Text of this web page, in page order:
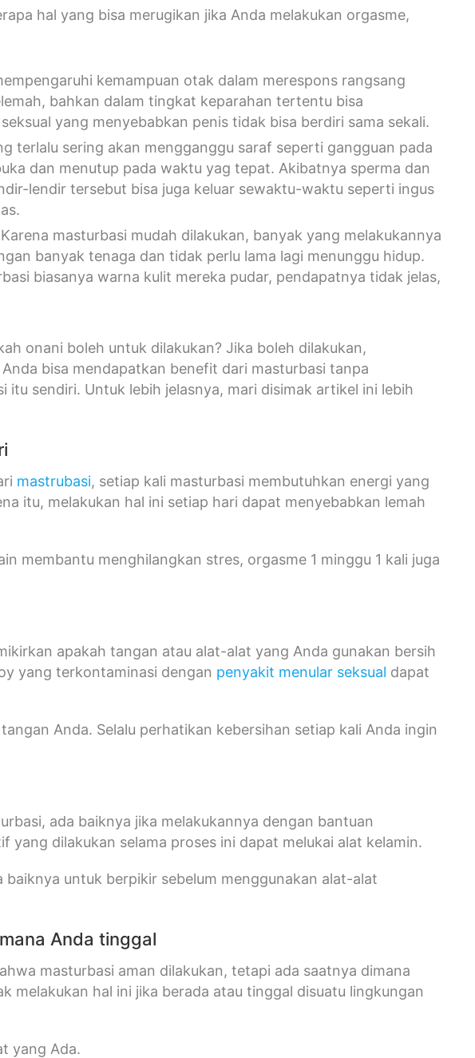
hal yang bisa merugikan jika Anda melakukan orgasme,
kemampuan otak dalam merespons rangsang
bahkan dalam tingkat keparahan tertentu bisa
yang menyebabkan penis tidak bisa berdiri sama sekali.
terlalu sering akan mengganggu saraf seperti gangguan pada
dan menutup pada waktu yag tepat. Akibatnya sperma dan
lendir tersebut bisa juga keluar sewaktu-waktu seperti ingus
masturbasi mudah dilakukan, banyak yang melakukannya
banyak tenaga dan tidak perlu lama lagi menunggu hidup.
biasanya warna kulit mereka pudar, pendapatnya tidak jelas,
onani boleh untuk dilakukan? Jika boleh dilakukan,
bisa mendapatkan benefit dari masturbasi tanpa
itu sendiri. Untuk lebih jelasnya, mari disimak artikel ini lebih
mastrubasi, setiap kali masturbasi membutuhkan energi yang
itu, melakukan hal ini setiap hari dapat menyebabkan lemah
membantu menghilangkan stres, orgasme 1 minggu 1 kali juga
apakah tangan atau alat-alat yang Anda gunakan bersih
yang terkontaminasi dengan penyakit menular seksual dapat
Anda. Selalu perhatikan kebersihan setiap kali Anda ingin
ada baiknya jika melakukannya dengan bantuan
yang dilakukan selama proses ini dapat melukai alat kelamin.
untuk berpikir sebelum menggunakan alat-alat
Anda tinggal
masturbasi aman dilakukan, tetapi ada saatnya dimana
melakukan hal ini jika berada atau tinggal disuatu lingkungan
yang Ada.